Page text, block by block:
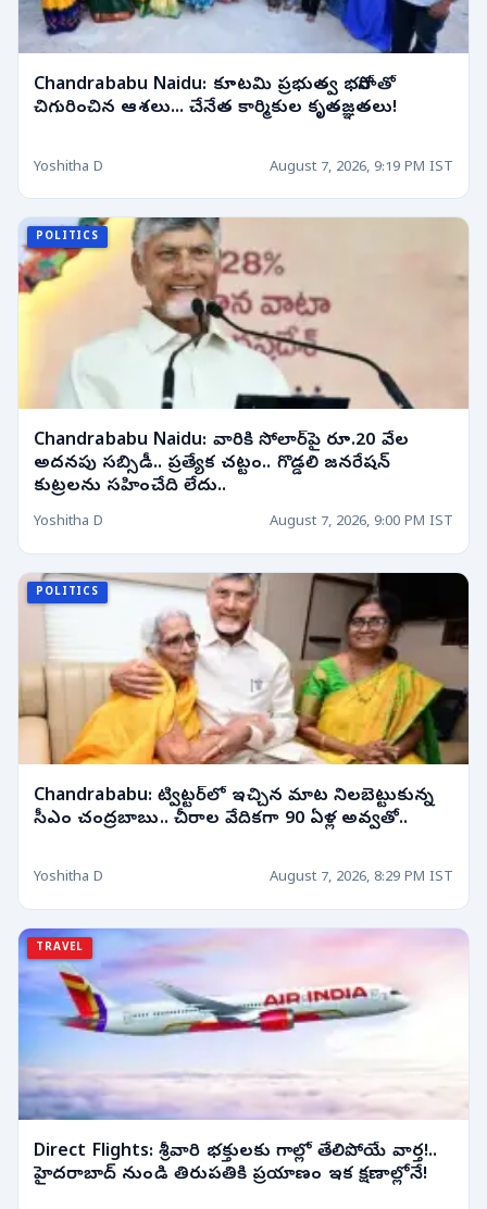
Chandrababu Naidu: కూటమి ప్రభుత్వ భరోసాతో
చిగురించిన ఆశలు... చేనేత కార్మికుల కృతజ్ఞతలు!
Yoshitha D August 7, 2026, 9:19 PM IST
POLITICS
Chandrababu Naidu: వారికి సోలార్‌పై రూ.20 వేల
అదనపు సబ్సిడీ.. ప్రత్యేక చట్టం.. గొడ్డలి జనరేషన్
కుట్రలను సహించేది లేదు..
Yoshitha D August 7, 2026, 9:00 PM IST
POLITICS
Chandrababu: ట్విట్టర్‌లో ఇచ్చిన మాట నిలబెట్టుకున్న
సీఎం చంద్రబాబు.. చీరాల వేదికగా 90 ఏళ్ల అవ్వతో..
Yoshitha D August 7, 2026, 8:29 PM IST
TRAVEL
Direct Flights: శ్రీవారి భక్తులకు గాల్లో తేలిపోయే వార్త!..
హైదరాబాద్ నుండి తిరుపతికి ప్రయాణం ఇక క్షణాల్లోనే!